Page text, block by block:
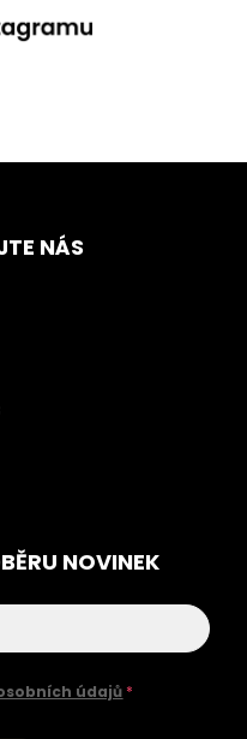
NÁS
NOVINEK
údajů *